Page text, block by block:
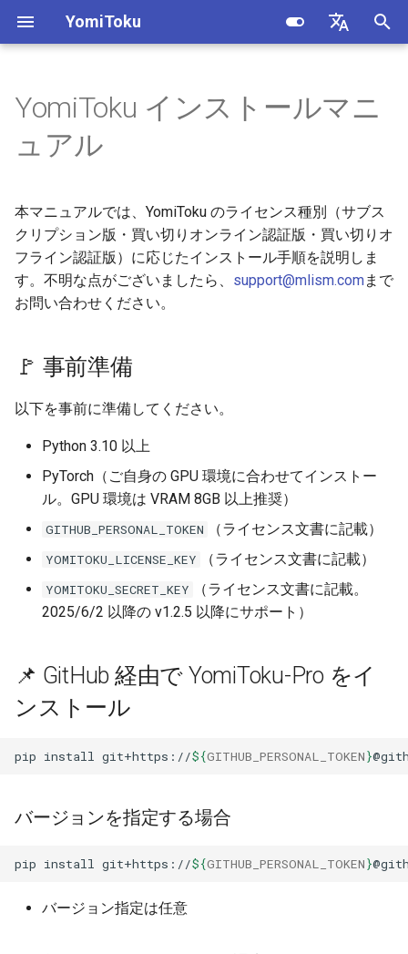
YomiToku
English
初
🚩 事前準備
バージョンを指定する場合
リポジトリをクローンする
場合
切りオンライン）
代理機器認証 / オフライン
機器認証（買い切りオフラ
イン）
（VM）の機器認証
機器フィンガープリントに
🔧 環境変数設定の例
Linux / macOS
Windows (PowerShell)
📥 ライセンス別インストー
センス
Document Analyzer
Extractor
Schema Generation Prompt
Document Analyzer
Inputs load_image
Document Analyzer
Layout Analyzer
Table Semantic Parser
Outputs
DocumentAnalyzerSchema
Utilities
create_searchable_pdf
Error Codes
Use Rotate Detection
Searchable PDF
Get Query Count Information
Overview Document Analyzer
YomiToku インストールマニ
ュアル
本マニュアルでは、YomiToku のライセンス種別（サブス
クリプション版・買い切りオンライン認証版・買い切りオ
フライン認証版）に応じたインストール手順を説明しま
す。不明な点がございましたら、 support@mlism.comまで
お問い合わせください。
🚩 事前準備
以下を事前に準備してください。
Python 3.10 以上
PyTorch（ご自身の GPU 環境に合わせてインストー
ル。GPU 環境は VRAM 8GB 以上推奨）
GITHUB_PERSONAL_TOKEN （ライセンス文書に記載）
YOMITOKU_LICENSE_KEY （ライセンス文書に記載）
YOMITOKU_SECRET_KEY
（ライセンス文書に記載。
2025/6/2 以降の v1.2.5 以降にサポート）
📌 GitHub 経由で YomiToku-Pro をイ
ンストール
pip install git+https://${GITHUB_PERSONAL_TOKEN}
バージョンを指定する場合
pip install git+https://${GITHUB_PERSONAL_TOKEN}
バージョン指定は任意